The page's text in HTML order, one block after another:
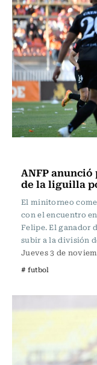
ANFP
de la liguilla
El minitorneo
con el encuentro
Felipe. El ganador
subir a la división
Jueves 3 de
# futbol